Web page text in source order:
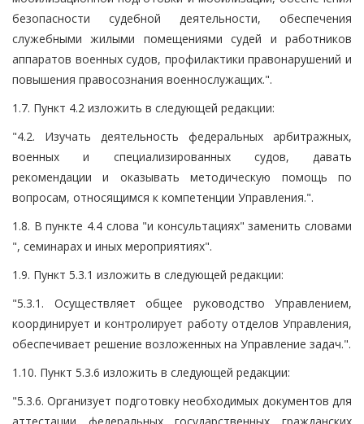
безопасности судебной деятельности, обеспечения
служебными жилыми помещениями судей и работников
аппаратов военных судов, профилактики правонарушений и
повышения правосознания военнослужащих.".
1.7. Пункт 4.2 изложить в следующей редакции:
"4.2. Изучать деятельность федеральных арбитражных,
военных и специализированных судов, давать
рекомендации и оказывать методическую помощь по
вопросам, относящимся к компетенции Управления.".
1.8. В пункте 4.4 слова "и консультациях" заменить словами
", семинарах и иных мероприятиях".
1.9. Пункт 5.3.1 изложить в следующей редакции:
"5.3.1. Осуществляет общее руководство Управлением,
координирует и контролирует работу отделов Управления,
обеспечивает решение возложенных на Управление задач.".
1.10. Пункт 5.3.6 изложить в следующей редакции:
"5.3.6. Организует подготовку необходимых документов для